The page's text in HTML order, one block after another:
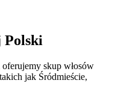
Polski
skup włosów
jak Śródmieście,